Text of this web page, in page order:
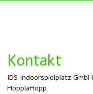
Kontakt
IDS Indoorspielplatz GmbH
HopplaHopp